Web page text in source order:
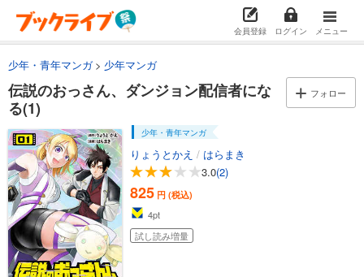
会員登録 ログイン メニュー
少年・青年マンガ 少年マンガ
伝説のおっさん、ダンジョン配信者にな
る(1)
フォロー
少年・青年マンガ
りょうとかえ / はらまき
3.0(2)
825 円 (税込)
4pt
試し読み増量